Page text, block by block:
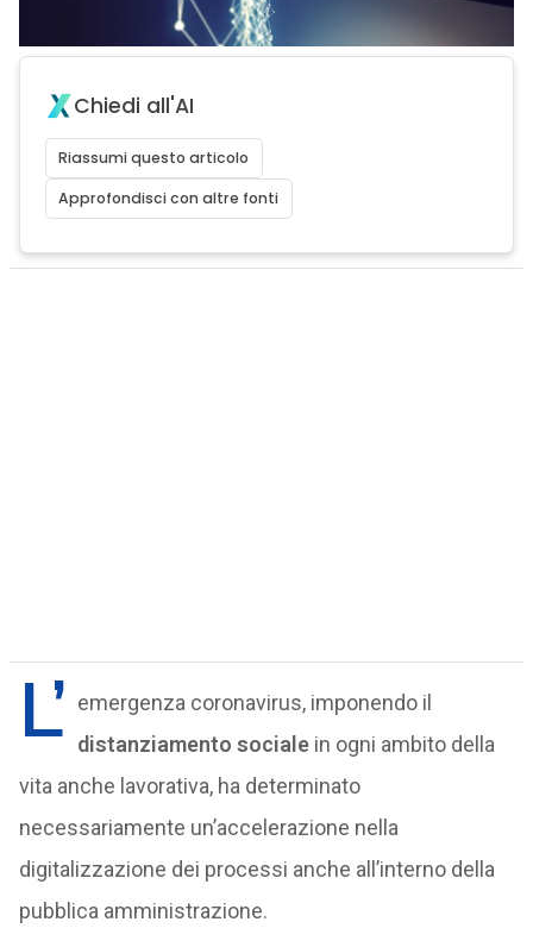
Chiedi all'AI
Riassumi questo articolo
Approfondisci con altre fonti
L’ emergenza coronavirus, imponendo il
distanziamento socialein ogni ambito della
vita anche lavorativa, ha determinato
necessariamente un’accelerazione nella
digitalizzazione dei processi anche all’interno della
pubblica amministrazione.